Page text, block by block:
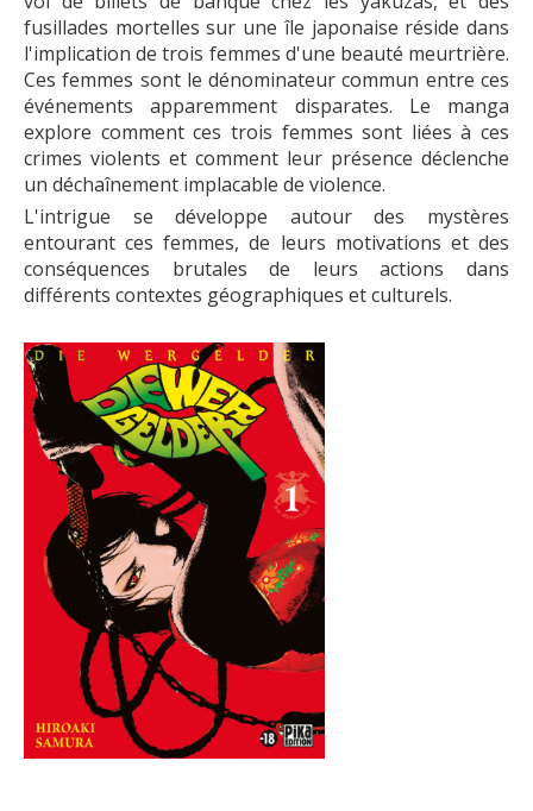
fusillades mortelles sur une île japonaise réside dans
l'implication de trois femmes d'une beauté meurtrière.
Ces femmes sont le dénominateur commun entre ces
événements apparemment disparates. Le manga
explore comment ces trois femmes sont liées à ces
crimes violents et comment leur présence déclenche
un déchaînement implacable de violence.
L'intrigue se développe autour des mystères
entourant ces femmes, de leurs motivations et des
conséquences brutales de leurs actions dans
différents contextes géographiques et culturels.